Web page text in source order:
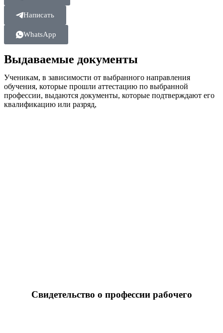
Написать
WhatsApp
Выдаваемые документы
Ученикам, в зависимости от выбранного направления
обучения, которые прошли аттестацию по выбранной
профессии, выдаются документы, которые подтверждают его
квалификацию или разряд,
Свидетельство о профессии рабочего